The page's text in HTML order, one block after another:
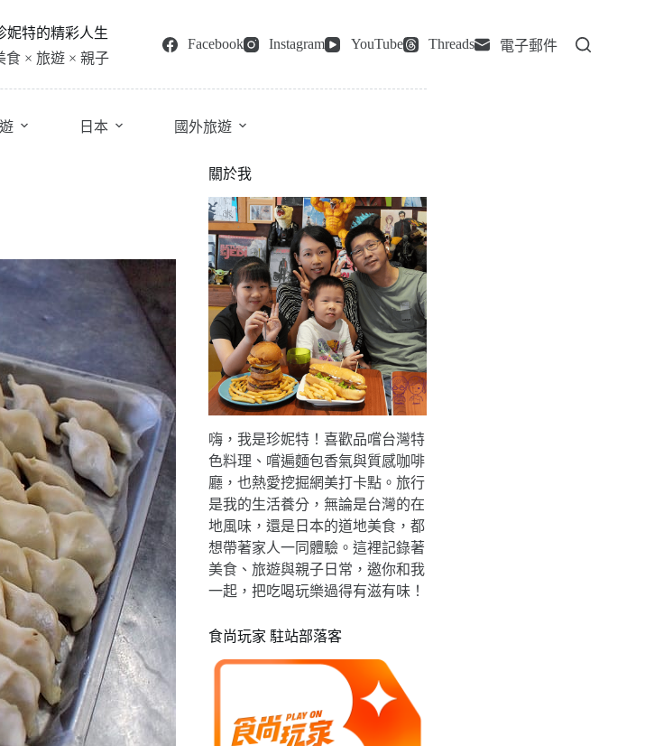
妮特的精彩人生
食 × 旅遊 × 親子
Facebook Instagram YouTube Threads 電子郵件
日本 國外旅遊
關於我
嗨，我是珍妮特！喜歡品嚐台灣特
色料理、嚐遍麵包香氣與質感咖啡
廳，也熱愛挖掘網美打卡點。旅行
是我的生活養分，無論是台灣的在
地風味，還是日本的道地美食，都
想帶著家人一同體驗。這裡記錄著
美食、旅遊與親子日常，邀你和我
一起，把吃喝玩樂過得有滋有味！
食尚玩家 駐站部落客